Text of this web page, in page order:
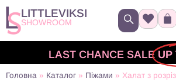
LITTLEVIKSI
SHOWROOM
LAST CHANCE SALE UP
Головна » Каталог » Піжами » Халат з